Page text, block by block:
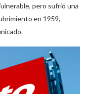
pero sufrió una
en 1959,